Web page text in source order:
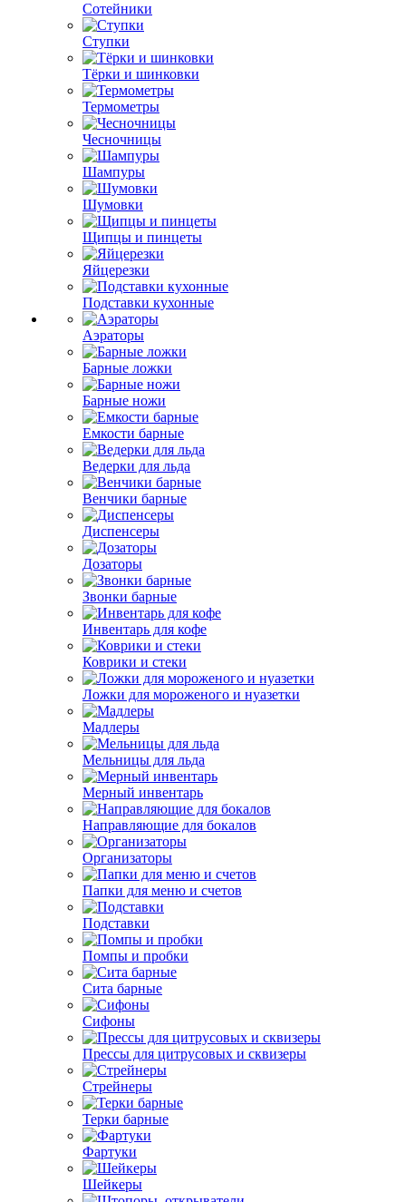
Сотейники
Ступки
Тёрки и шинковки
Термометры
Чесночницы
Шампуры
Шумовки
Щипцы и пинцеты
Яйцерезки
Подставки кухонные
Аэраторы
Барные ложки
Барные ножи
Емкости барные
Ведерки для льда
Венчики барные
Диспенсеры
Дозаторы
Звонки барные
Инвентарь для кофе
Коврики и стеки
Ложки для мороженого и нуазетки
Мадлеры
Мельницы для льда
Мерный инвентарь
Направляющие для бокалов
Организаторы
Папки для меню и счетов
Подставки
Помпы и пробки
Сита барные
Сифоны
Прессы для цитрусовых и сквизеры
Стрейнеры
Терки барные
Фартуки
Шейкеры